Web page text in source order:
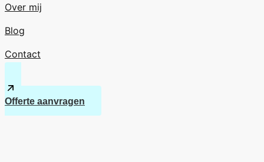
Over mij
Blog
Contact
Offerte aanvragen